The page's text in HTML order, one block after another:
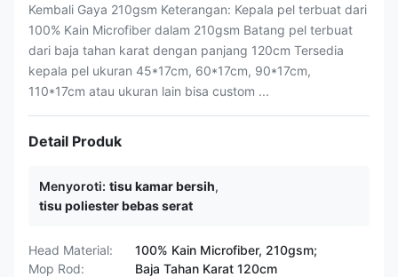
Kembali Gaya 210gsm Keterangan: Kepala pel terbuat dari
100% Kain Microfiber dalam 210gsm Batang pel terbuat
dari baja tahan karat dengan panjang 120cm Tersedia
kepala pel ukuran 45*17cm, 60*17cm, 90*17cm,
110*17cm atau ukuran lain bisa custom ...
Detail Produk
Menyoroti: tisu kamar bersih,
tisu poliester bebas serat
Head Material:
100% Kain Microfiber, 210gsm;
Mop Rod:
Baja Tahan Karat 120cm